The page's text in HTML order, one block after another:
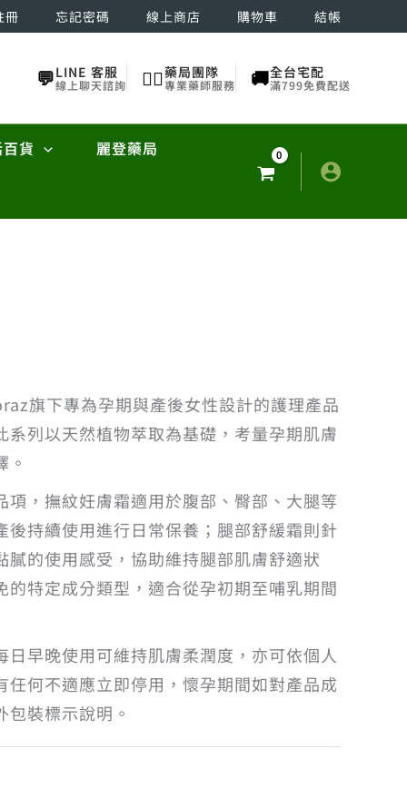
冊 忘記密碼 線上商店 購物車 結帳
💬LINE 客服
線上聊天諮詢 👨‍⚕️藥局團隊
專業藥師服務 🚚全台宅配
滿799免費配送
貨 麗登藥局
旗下專為孕期與產後女性設計的護理產品
列以天然植物萃取為基礎，考量孕期肌膚
，撫紋妊膚霜適用於腹部、臀部、大腿等
持續使用進行日常保養；腿部舒緩霜則針
的使用感受，協助維持腿部肌膚舒適狀
特定成分類型，適合從孕初期至哺乳期間
早晚使用可維持肌膚柔潤度，亦可依個人
何不適應立即停用，懷孕期間如對產品成
裝標示說明。